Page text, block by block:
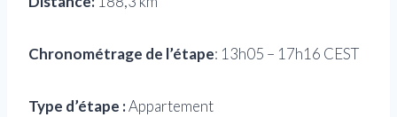
Chronométrage de l’étape: 13h05 – 17h16 CEST
Type d’étape :Appartement